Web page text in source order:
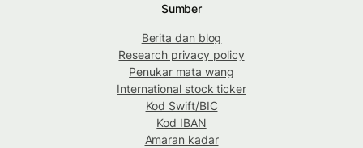
Sumber
Berita dan blog
Research privacy policy
Penukar mata wang
International stock ticker
Kod Swift/BIC
Kod IBAN
Amaran kadar